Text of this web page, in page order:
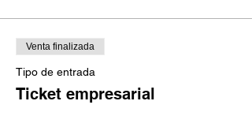
Venta finalizada
Tipo de entrada
Ticket empresarial